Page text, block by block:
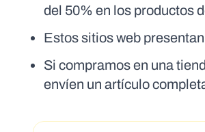
del 50% en los productos
Estos sitios web
Si compramos en una
envíen un artículo